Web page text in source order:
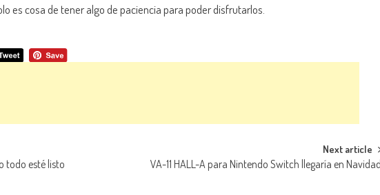
es cosa de tener algo de paciencia para poder disfrutarlos.
todo esté listo
Next article
VA-11 HALL-A para Nintendo Switch llegaría en